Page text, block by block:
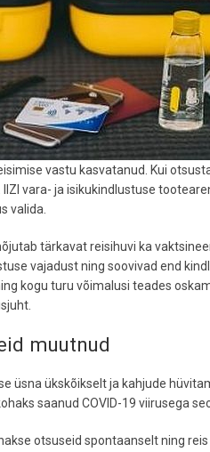
vastu kasvatanud. Kui
vara- ja isikukindlustuse
valida.
tärkavat reisihuvi ka
vajadust ning soovivad end
kogu turu võimalusi teades
muutnud
üsna ükskõikselt ja kahjude
saanud COVID-19 viirusega
otsuseid spontaanselt ning